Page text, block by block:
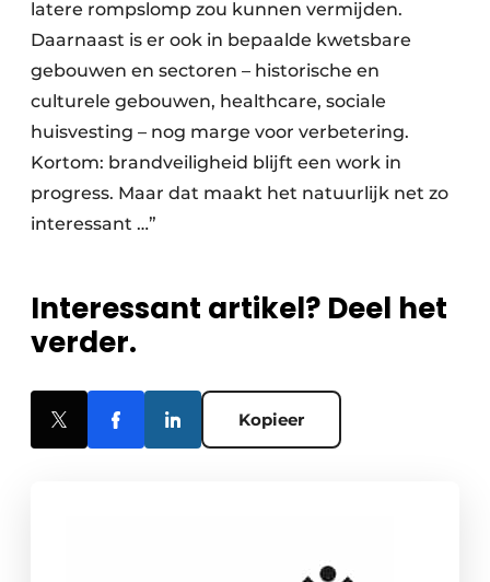
latere rompslomp zou kunnen vermijden.
Daarnaast is er ook in bepaalde kwetsbare
gebouwen en sectoren – historische en
culturele gebouwen, healthcare, sociale
huisvesting – nog marge voor verbetering.
Kortom: brandveiligheid blijft een work in
progress. Maar dat maakt het natuurlijk net zo
interessant …”
Interessant artikel? Deel het
verder.
Kopieer